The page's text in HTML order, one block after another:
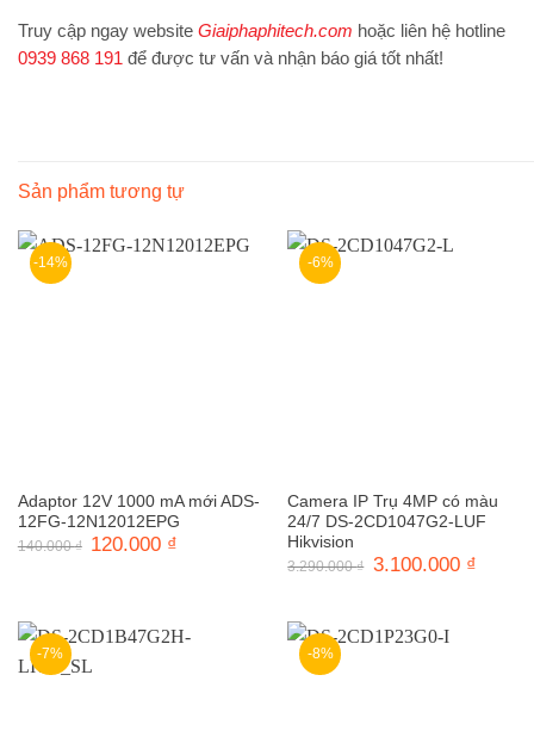
Truy cập ngay website Giaiphaphitech.com hoặc liên hệ hotline
0939 868 191 để được tư vấn và nhận báo giá tốt nhất!
Sản phẩm tương tự
-14%
Adaptor 12V 1000 mA mới ADS-
12FG-12N12012EPG
140.000₫ Giá
120.000 ₫
-6%
Camera IP Trụ 4MP có màu
24/7 DS-2CD1047G2-LUF
Hikvision
3.290.000₫
Giá
3.100.000 ₫
-7% -8%